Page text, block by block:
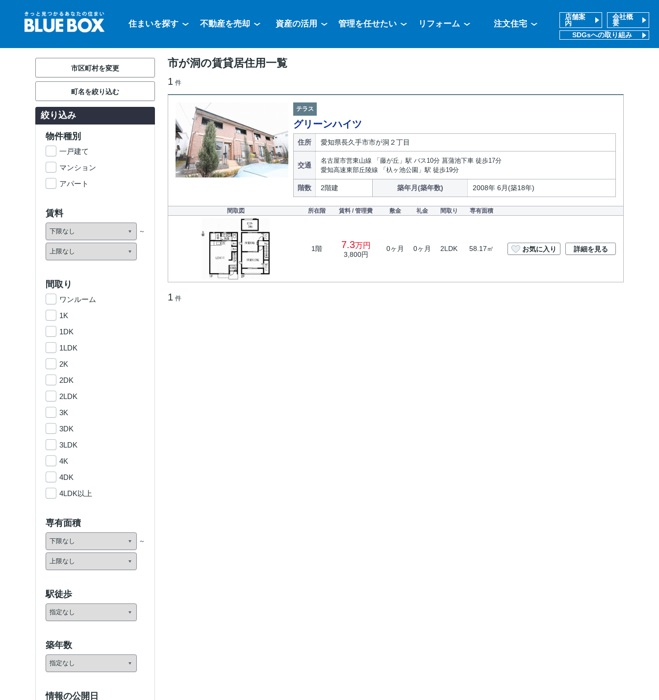
住まいを探す 不動産を売却 資産の活用 管理を任せたい リフォーム 注文住宅
店舗案
内
会社概
要
SDGsへの取り組み
市が洞の賃貸居住用一覧
1 件
テラス
グリーンハイツ
住所 愛知県長久手市市が洞２丁目
交通
名古屋市営東山線 「藤が丘」駅 バス10分 菖蒲池下車 徒歩17分
愛知高速東部丘陵線 「杁ヶ池公園」駅 徒歩19分
階数 2階建 築年月(築年数) 2008年 6月(築18年)
間取図 所在階 賃料 / 管理費 敷金 礼金 間取り 専有面積
1階 7.3万円
3,800円
0ヶ月 0ヶ月 2LDK 58.17㎡ お気に入り 詳細を見る
1 件
市区町村を変更
町名を絞り込む
絞り込み
物件種別
一戸建て
マンション
アパート
賃料
間取り
ワンルーム
1K
1DK
1LDK
2K
2DK
2LDK
3K
3DK
3LDK
4K
4DK
4LDK以上
専有面積
駅徒歩
築年数
情報の公開日